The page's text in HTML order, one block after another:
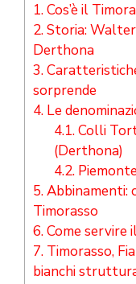
1.Cos’è il
2.Storia:
Derthona
3.
sorprende
4. Le
4.1.Colli
(Derthona)
4.2.
5.Abbinamenti:
Timorasso
6.Come servire
7. Timorasso,
bianchi